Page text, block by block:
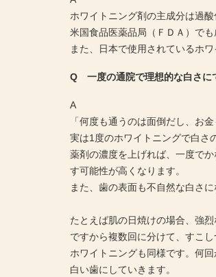
ホワイトニング剤の主成分は過酸
米国食品医薬品局（ＦＤＡ）で
また、日本で使用されているホ
Q 一度の通院で理想的な白さに
A
「何度も通うのは面倒だし、お
実は1度のホワイトニングで白さ
薬剤の濃度を上げれば、一度で
す可能性が高くなります。
また、歯の表面も不自然な白さ
たとえば肌の日焼けの場合、強
ですから複数回に分けて、すこ
ホワイトニングも同様です。何
白い歯にしていきます。